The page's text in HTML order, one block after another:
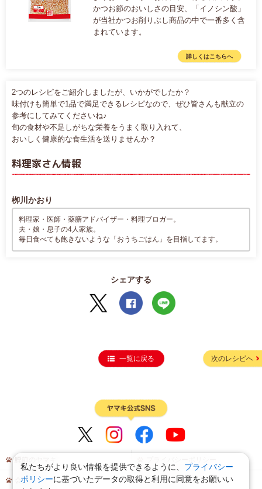
かつお節のおいしさの目安、「イノシン酸」
が当社かつお削りぶし商品の中で一番多く含
まれています。
詳しくはこちらへ
2つのレシピをご紹介しましたが、いかがでしたか？
味付けも簡単で1品で満足できるレシピなので、ぜひ皆さんも献立の
参考にしてみてくださいね♪
旬の食材や不足しがちな栄養をうまく取り入れて、
おいしく健康的な食生活を送りませんか？
料理家さん情報
栁川かおり
料理家・医師・薬膳アドバイザー・料理ブロガー。
夫・娘・息子の4人家族。
毎日食べても飽きないような「おうちごはん」を目指してます。
シェアする
一覧に戻る 次のレシピへ
会員規約 サイトマップ
私たちがより良い情報を提供できるように、 プライバシー
ポリシーに基づいたデータの取得と利用に同意をお願いい